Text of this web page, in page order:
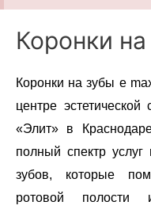
Коронки
Коронки на зубы e
центре эстетической
«Элит» в
полный спектр
зубов, которые
ротовой полости